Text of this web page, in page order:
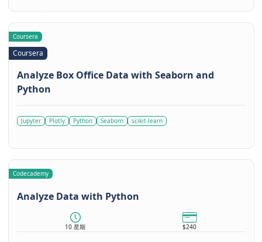
Coursera
Coursera
Analyze Box Office Data with Seaborn and
Python
Jupyter Plotly Python Seaborn scikit-learn
Codecademy
Analyze Data with Python
10 星期 $240